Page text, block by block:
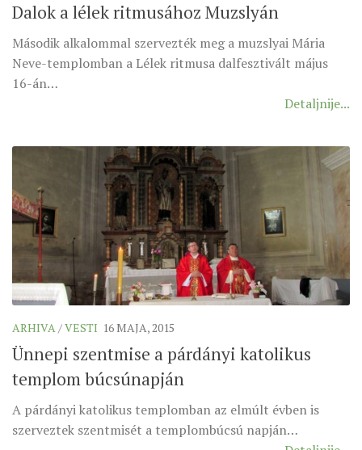
SEVERNI DEKANAT
SREDNJI DEKANAT
DEKRET
SINODSKA MOLITVA
MOTO I LOGO
SINODSKI URED
KOORDINACIONA GRUPA
RADNE GRUPE SINODE
SINODSKI VESNIK
ZAŠTITA MALOLJETNIKA
Dalok a lélek ritmusához Muzslyán
Második alkalommal szervezték meg a muzslyai Mária
Neve-templomban a Lélek ritmusa dalfesztivált május
16-án…
Detaljnije...
ARHIVA/VESTI 16 MAJA, 2015
Ünnepi szentmise a párdányi katolikus
templom búcsúnapján
A párdányi katolikus templomban az elmúlt évben is
szerveztek szentmisét a templombúcsú napján…